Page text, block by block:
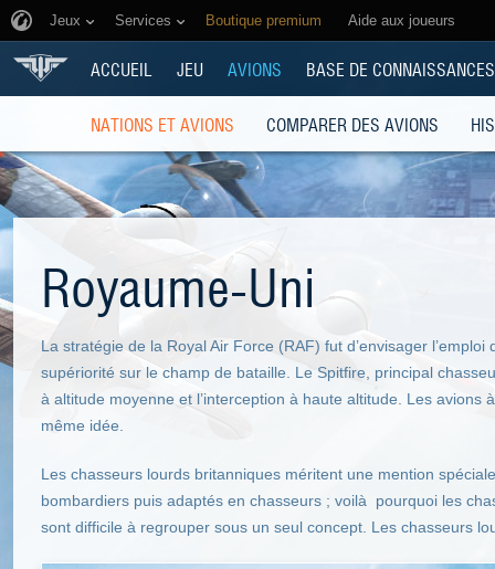
Jeux Services Boutique premium Aide aux joueurs
ACCUEIL JEU AVIONS BASE DE CONNAISSANCES
NATIONS ET AVIONS COMPARER DES AVIONS
Royaume-Uni
La stratégie de la Royal Air Force (RAF) fut d’envisager
supériorité sur le champ de bataille. Le Spitfire, principal
à altitude moyenne et l’interception à haute altitude. Les
même idée.
Les chasseurs lourds britanniques méritent une mention
bombardiers puis adaptés en chasseurs ; voilà pourquoi les
sont difficile à regrouper sous un seul concept. Les chasseurs